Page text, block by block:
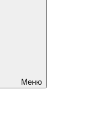
Меню